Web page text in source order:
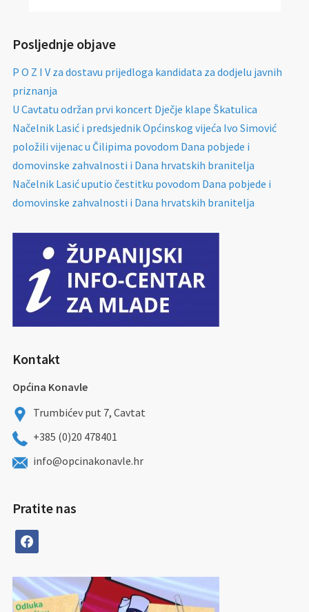
Posljednje objave
P O Z I V za dostavu prijedloga kandidata za dodjelu javnih
priznanja
U Cavtatu održan prvi koncert Dječje klape Škatulica
Načelnik Lasić i predsjednik Općinskog vijeća Ivo Simović
položili vijenac u Čilipima povodom Dana pobjede i
domovinske zahvalnosti i Dana hrvatskih branitelja
Načelnik Lasić uputio čestitku povodom Dana pobjede i
domovinske zahvalnosti i Dana hrvatskih branitelja
Kontakt
Općina Konavle
Trumbićev put 7, Cavtat
+385 (0)20 478401
info@opcinakonavle.hr
Pratite nas
facebook